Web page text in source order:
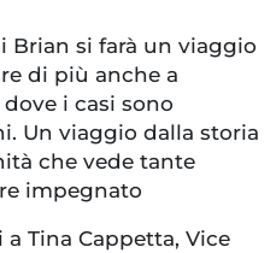
Brian si farà un viaggio
di più anche a
i casi sono
Un viaggio dalla storia
che vede tante
impegnato
Tina Cappetta, Vice